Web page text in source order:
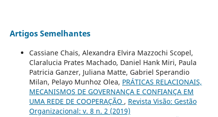
Artigos Semelhantes
Cassiane Chais, Alexandra Elvira Mazzochi Scopel,
Claralucia Prates Machado, Daniel Hank Miri, Paula
Patricia Ganzer, Juliana Matte, Gabriel Sperandio
Milan, Pelayo Munhoz Olea, PRÁTICAS RELACIONAIS,
MECANISMOS DE GOVERNANÇA E CONFIANÇA EM
UMA REDE DE COOPERAÇÃO , Revista Visão: Gestão
Organizacional: v. 8 n. 2 (2019)